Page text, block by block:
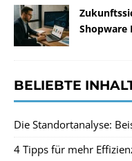
BELIEBTE
Die Standortanalyse:
4 Tipps für mehr